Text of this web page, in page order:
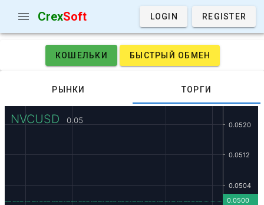
CrexSoft LOGIN REGISTER
КОШЕЛЬКИ БЫСТРЫЙ ОБМЕН
РЫНКИ ТОРГИ
NVCUSD 0.05